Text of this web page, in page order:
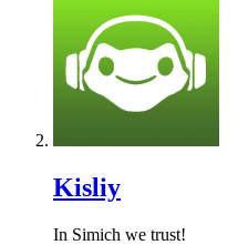
Kisliy
In Simich we trust!